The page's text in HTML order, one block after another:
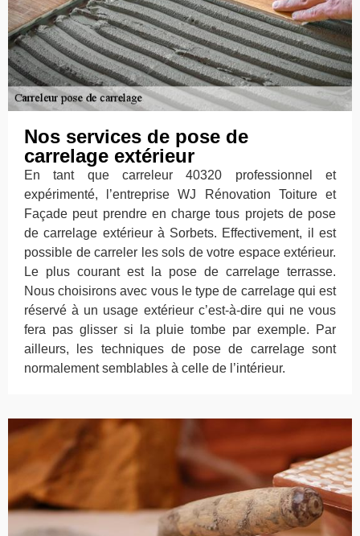
Nos services de pose de
carrelage extérieur
En tant que carreleur 40320 professionnel et
expérimenté, l’entreprise WJ Rénovation Toiture et
Façade peut prendre en charge tous projets de pose
de carrelage extérieur à Sorbets. Effectivement, il est
possible de carreler les sols de votre espace extérieur.
Le plus courant est la pose de carrelage terrasse.
Nous choisirons avec vous le type de carrelage qui est
réservé à un usage extérieur c’est-à-dire qui ne vous
fera pas glisser si la pluie tombe par exemple. Par
ailleurs, les techniques de pose de carrelage sont
normalement semblables à celle de l’intérieur.